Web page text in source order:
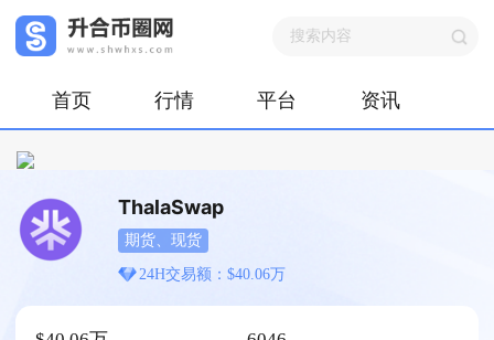
首页 行情 平台 资讯
ThalaSwap
期货、现货
24H交易额：$40.06万